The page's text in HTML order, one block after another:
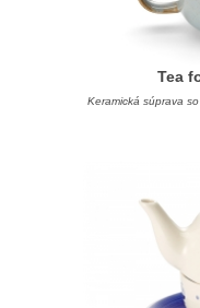
Tea
Keramická súprava